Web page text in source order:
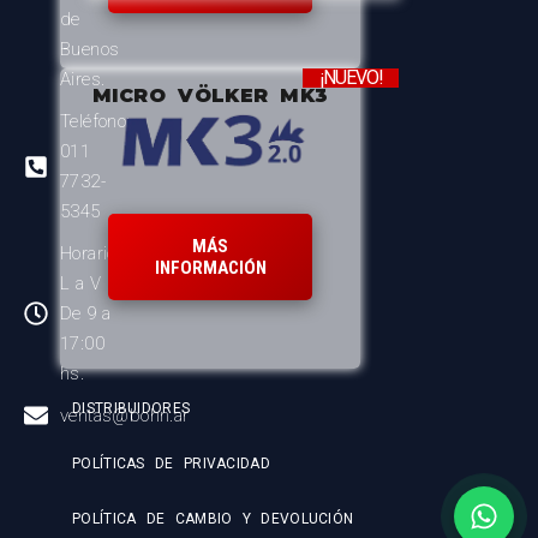
de
Buenos
Aires.
Teléfono:
011
7732-
5345
Horario:
L a V
De 9 a
17:00
hs.
ventas@bohn.ar
MICRO VÖLKER MK3
¡NUEVO!
MÁS
INFORMACIÓN
DISTRIBUIDORES
POLÍTICAS DE PRIVACIDAD
POLÍTICA DE CAMBIO Y DEVOLUCIÓN